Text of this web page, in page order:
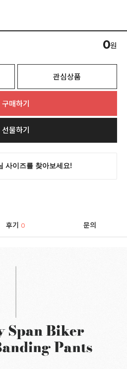
0원
관심상품
구매하기
선물하기
후기0 문의